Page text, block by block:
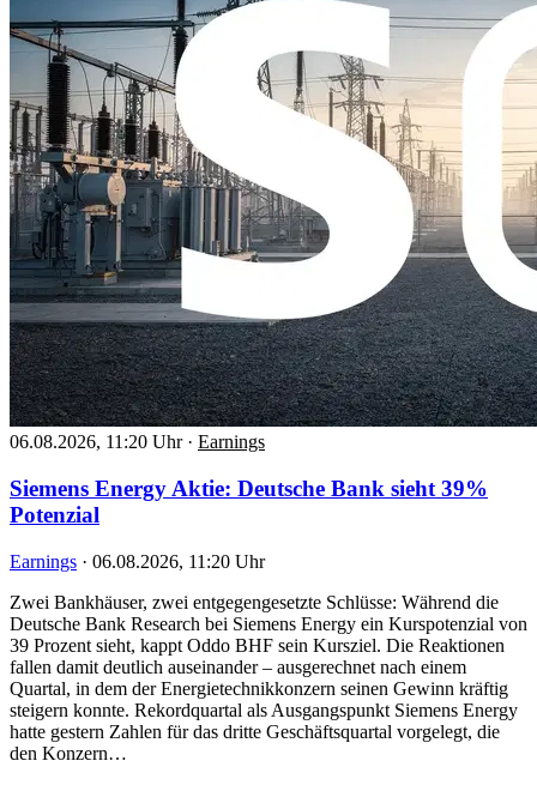
06.08.2026, 11:20 Uhr · Earnings
Siemens Energy Aktie: Deutsche Bank sieht 39%
Potenzial
Earnings · 06.08.2026, 11:20 Uhr
Zwei Bankhäuser, zwei entgegengesetzte Schlüsse: Während die
Deutsche Bank Research bei Siemens Energy ein Kurspotenzial von
39 Prozent sieht, kappt Oddo BHF sein Kursziel. Die Reaktionen
fallen damit deutlich auseinander – ausgerechnet nach einem
Quartal, in dem der Energietechnikkonzern seinen Gewinn kräftig
steigern konnte. Rekordquartal als Ausgangspunkt Siemens Energy
hatte gestern Zahlen für das dritte Geschäftsquartal vorgelegt, die
den Konzern…